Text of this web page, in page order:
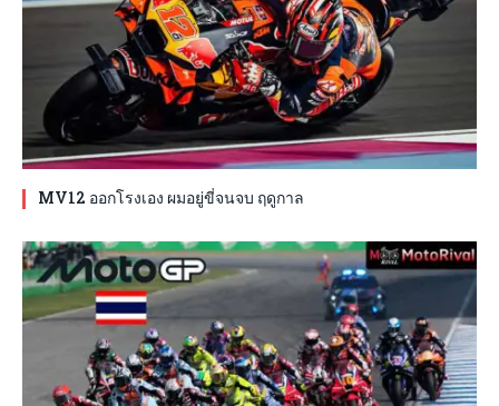
MV12 ออกโรงเอง ผมอยู่ขี่จนจบ ฤดูกาล